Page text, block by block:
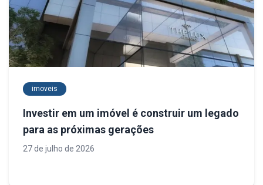
imoveis
Investir em um imóvel é construir um legado
para as próximas gerações
27 de julho de 2026